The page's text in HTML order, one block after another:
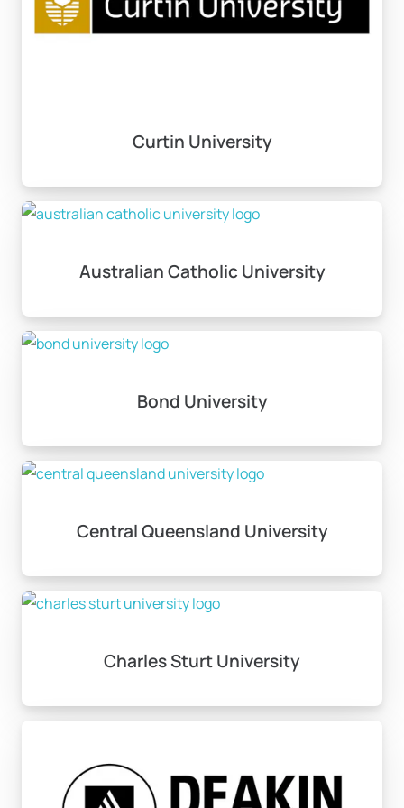
Özellikleri
bağlı olarak değişiklik gösterir. Avustralya’daki
teorik bilgileri harmanlayarak öğrencilere oldukça
zengin bir eğitim deneyimi sunmaktadır.
Popüler bölümler arasında işletme, mühendislik, sosyal
bilimler, sanat ve tıp öne çıkmaktadır. Öğrenciler çoğu
zaman çift anadal yapma imkanı bulabilirler; bu durum,
daha kapsamlı bir eğitim deneyimi sunar. Çok disiplinli
Başvuru Süreci ve
Gereksinimler
Avustralya’da üniversite kabul koşulları, her okul için
ortalamanız ve İngilizce yeterlilik belgeniz olmalıdır.
IELTS veya TOEFL gibi standart testlerden alınan
Gerekli belgeler arasında transkript, diploma, referans
Kasım – Aralık aylarında alınırken, Bahar dönemi için
Mayıs – Haziran aylarında gerçekleşir. Başvurularınızı
Curtin University
Australian Catholic University
Bond University
Central Queensland University
Charles Sturt University